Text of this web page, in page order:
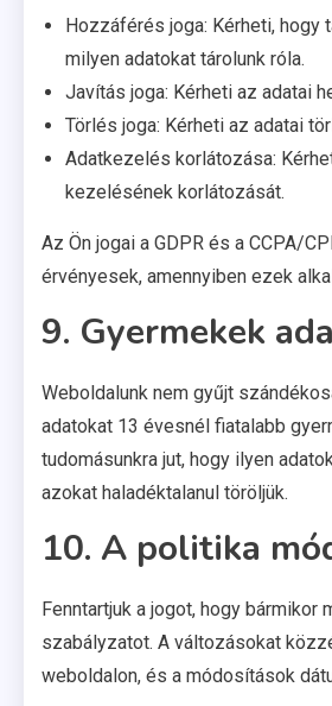
Hozzáférés joga: Kérheti, hogy
milyen adatokat tárolunk róla.
Javítás joga: Kérheti az adatai
Törlés joga: Kérheti az adatai
Adatkezelés korlátozása:
kezelésének korlátozását.
Az Ön jogai a GDPR és a CCPA/
érvényesek, amennyiben ezek
9. Gyermekek
Weboldalunk nem gyűjt
adatokat 13 évesnél fiatalabb
tudomásunkra jut, hogy ilyen
azokat haladéktalanul töröljük.
10. A politika
Fenntartjuk a jogot, hogy bármikor
szabályzatot. A változásokat
weboldalon, és a módosítások